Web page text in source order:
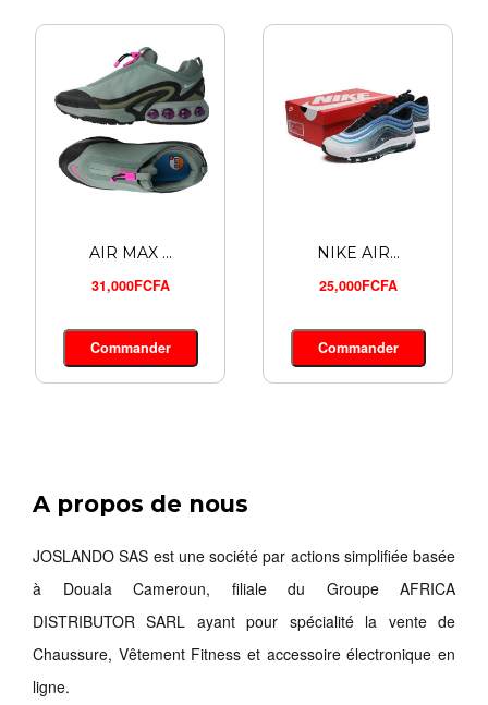
Commander
16,900FCFA
Commander
AIR MAX ...
31,000FCFA
Commander
NIKE AIR...
25,000FCFA
Commander
A propos de nous
JOSLANDO SAS est une société par actions simplifiée basée
à Douala Cameroun, filiale du Groupe AFRICA
DISTRIBUTOR SARL ayant pour spécialité la vente de
Chaussure, Vêtement Fitness et accessoire électronique en
ligne.